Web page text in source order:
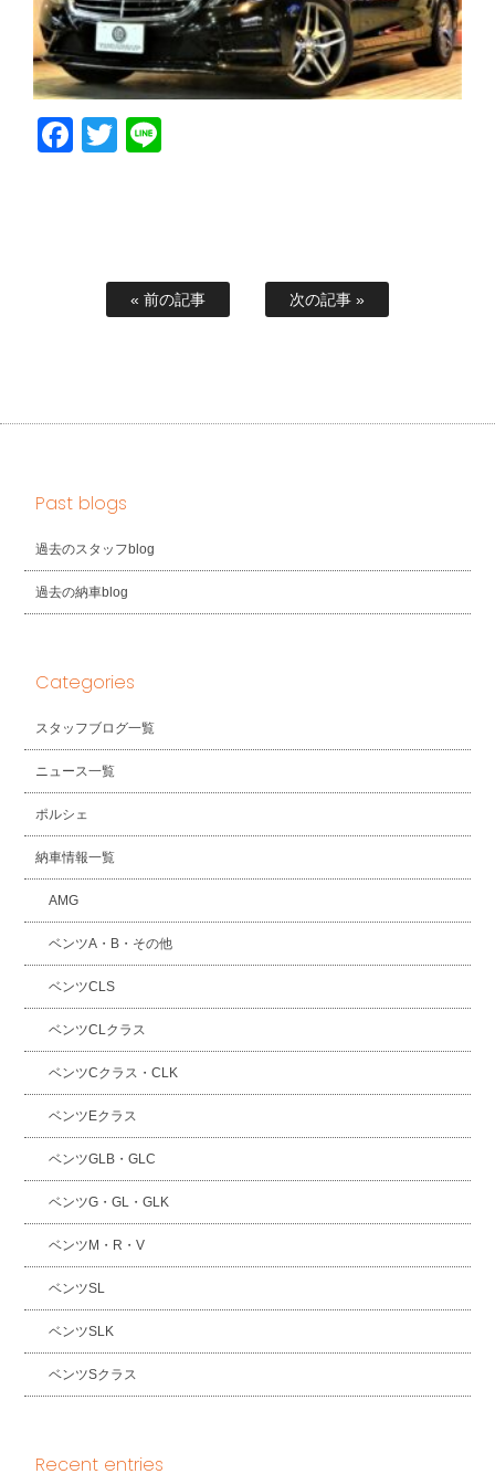
Facebook
Twitter
« 前の記事 次の記事 »
Past blogs
過去のスタッフblog
過去の納車blog
Categories
スタッフブログ一覧
ニュース一覧
ポルシェ
納車情報一覧
AMG
ベンツA・B・その他
ベンツCLS
ベンツCLクラス
ベンツCクラス・CLK
ベンツEクラス
ベンツGLB・GLC
ベンツG・GL・GLK
ベンツM・R・V
ベンツSL
ベンツSLK
ベンツSクラス
Recent entries